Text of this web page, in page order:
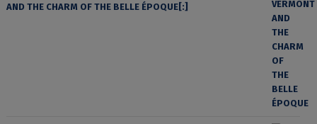
AND THE CHARM OF THE BELLE ÉPOQUE[:]